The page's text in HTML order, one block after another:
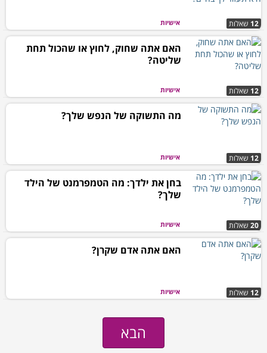
אישיות 12 שאלות
אישיות 12 שאלות
האם אתה שחוק, לחוץ או שהכול תחת
שליטה?
אישיות 12 שאלות
מה התשוקה של הנפש שלך?
אישיות 20 שאלות
בחן את ילדך: מה הטמפרמנט של הילד
שלך?
אישיות 12 שאלות
האם אתה אדם שקרן?
הבא